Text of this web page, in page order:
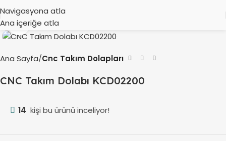
Navigasyona atla
Ana içeriğe atlaBüyütmek için tıklayın
Ana Sayfa Cnc Takım Dolapları
CNC Takım Dolabı KCD02200
14 kişi bu ürünü inceliyor!